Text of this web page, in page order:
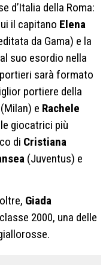
d’Italia della Roma:
il capitano Elena
da Gama) e la
suo esordio nella
sarà formato
portiere della
(Milan) e Rachele
giocatrici più
di Cristiana
(Juventus) e
Giada
2000, una delle